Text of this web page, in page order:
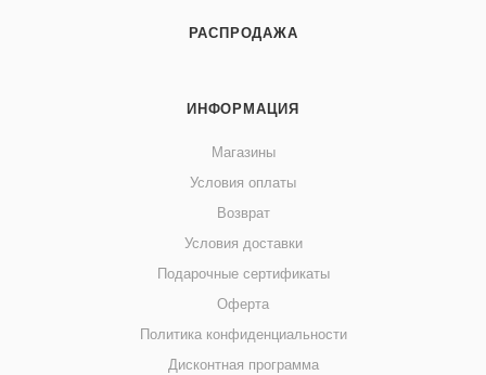
РАСПРОДАЖА
ИНФОРМАЦИЯ
Магазины
Условия оплаты
Возврат
Условия доставки
Подарочные сертификаты
Оферта
Политика конфиденциальности
Дисконтная программа